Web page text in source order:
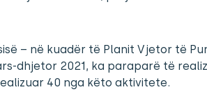
– në kuadër të Planit Vjetor të
dhjetor 2021, ka paraparë të
40 nga këto aktivitete.